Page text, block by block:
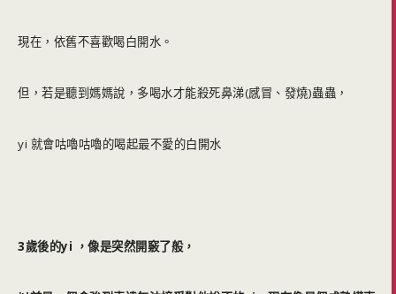
現在，依舊不喜歡喝白開水。
但，若是聽到媽媽說，多喝水才能殺死鼻涕(感冒、發燒)蟲蟲，
yi 就會咕嚕咕嚕的喝起最不愛的白開水
3歲後的yi ，像是突然開竅了般，